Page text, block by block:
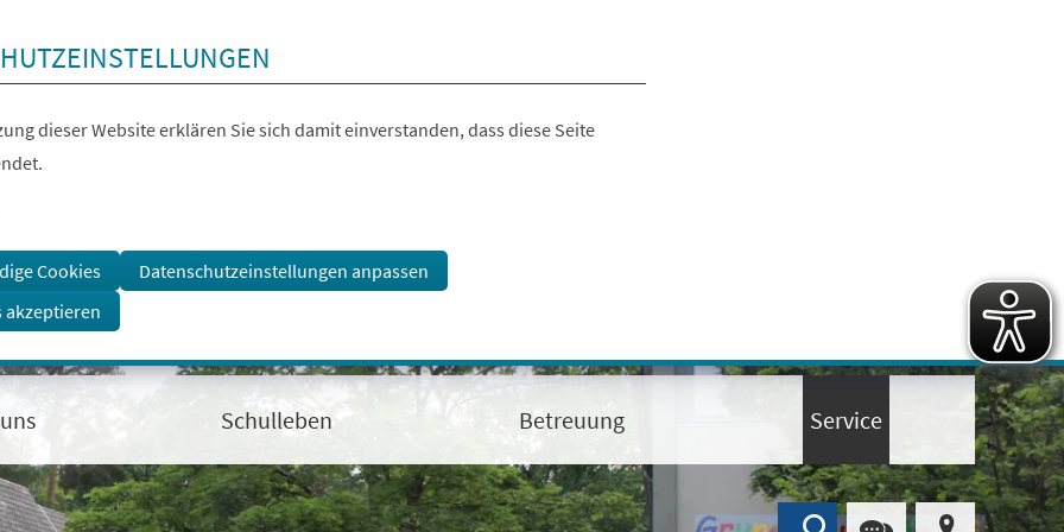
dieser Website erklären Sie sich damit einverstanden, dass diese Seite
Cookies
Datenschutzeinstellungen anpassen
akzeptieren
Schulleben Betreuung Service